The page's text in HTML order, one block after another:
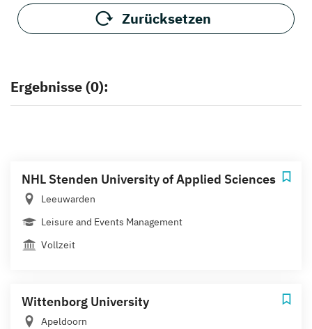
Zurücksetzen
Ergebnisse (0):
NHL Stenden University of Applied Sciences
Leeuwarden
Leisure and Events Management
Vollzeit
Wittenborg University
Apeldoorn